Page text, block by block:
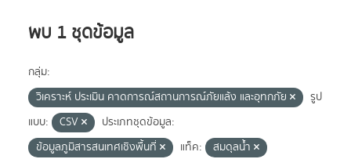
พบ 1 ชุดข้อมูล
กลุ่ม:
วิเคราะห์ ประเมิน คาดการณ์สถานการณ์ภัยแล้ง และอุทกภัย
รูป
แบบ:
CSV
ประเภทชุดข้อมูล:
ข้อมูลภูมิสารสนเทศเชิงพื้นที่
แท็ค:
สมดุลน้ำ